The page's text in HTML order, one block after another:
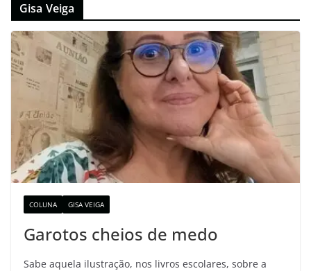
Gisa Veiga
COLUNA GISA VEIGA
Garotos cheios de medo
Sabe aquela ilustração, nos livros escolares, sobre a